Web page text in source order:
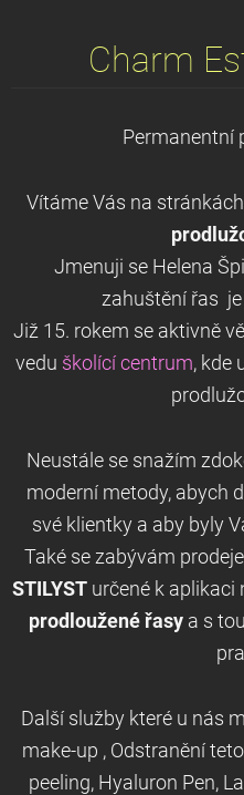
Charm
Permanentní
Vítáme Vás na
Jmenuji se Helena
zahuštění řas
Již 15. rokem se aktivně
vedu školící centrum, kde
Neustále se snažím
moderní metody, abych
své klientky a aby byly
Také se zabývám
STILYSTurčené k aplikaci
prodloužené řasy a s
Další služby které u nás
make-up , Odstranění
peeling, Hyaluron Pen,